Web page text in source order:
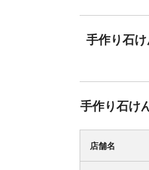
手作り石
手作り石け
店舗名